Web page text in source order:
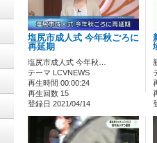
塩尻市成人式 今年秋ごろに
再延期
塩尻市成人式 今年秋…
テーマ LCVNEWS
再生時間 00:00:24
再生回数 15
登録日 2021/04/14